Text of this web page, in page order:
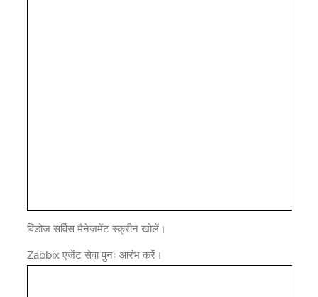
विंडोज सर्विस मैनेजमेंट स्क्रीन खोलें।
Zabbix एजेंट सेवा पुनः आरंभ करें।